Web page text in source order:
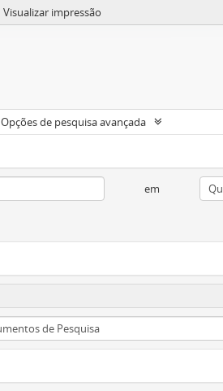
Visualizar impressão
Opções de pesquisa avançada
em